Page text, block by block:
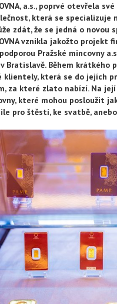
a.s., poprvé otevřela
která se specializuje
zdát, že se jedná o novou
vznikla jakožto projekt
Pražské mincovny
Bratislavě. Během krátkého
klientely, která se do jejích
za které zlato nabízí. Na
které mohou posloužit
pro štěstí, ke svatbě,